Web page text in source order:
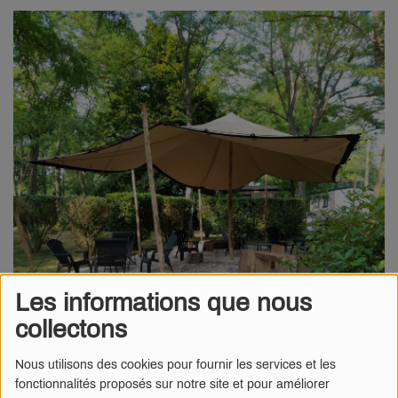
Les informations que nous
collectons
Nous utilisons des cookies pour fournir les services et les
fonctionnalités proposés sur notre site et pour améliorer
Radio Numéro 1- "Le violent orage qui a frappé la zone de